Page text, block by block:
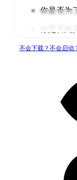
你是否为
那种漂亮的、
有时候，你只
本游戏虽然不
要你玩到最后
你节省大段时
这款游戏需要
不会下载？不会启动